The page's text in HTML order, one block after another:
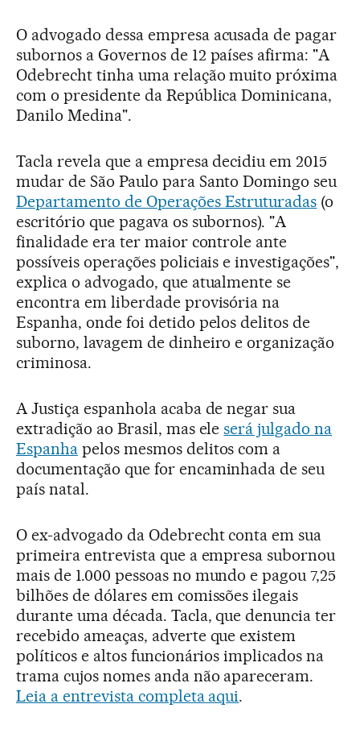
O advogado dessa empresa acusada de pagar
subornos a Governos de 12 países afirma: "A
Odebrecht tinha uma relação muito próxima
com o presidente da República Dominicana,
Danilo Medina".
Tacla revela que a empresa decidiu em 2015
mudar de São Paulo para Santo Domingo seu
Departamento de Operações Estruturadas (o
escritório que pagava os subornos). "A
finalidade era ter maior controle ante
possíveis operações policiais e investigações",
explica o advogado, que atualmente se
encontra em liberdade provisória na
Espanha, onde foi detido pelos delitos de
suborno, lavagem de dinheiro e organização
criminosa.
A Justiça espanhola acaba de negar sua
extradição ao Brasil, mas eleserá julgado na
Espanhapelos mesmos delitos com a
documentação que for encaminhada de seu
país natal.
O ex-advogado da Odebrecht conta em sua
primeira entrevista que a empresa subornou
mais de 1.000 pessoas no mundo e pagou 7,25
bilhões de dólares em comissões ilegais
durante uma década. Tacla, que denuncia ter
recebido ameaças, adverte que existem
políticos e altos funcionários implicados na
trama cujos nomes anda não apareceram.
Leia a entrevista completa aqui.